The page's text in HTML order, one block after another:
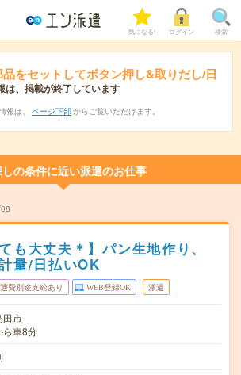
気になる! ログイン 検索
品をセットしてボタン押し&取りだし/日
は、掲載が終了しています
報は、 ページ下部 からご覧いただけます。
しの条件に近い派遣のお仕事
も大丈夫＊】パン生地作り、
量/日払いOK
費別途支給あり WEB登録OK 派遣
田市
ら車8分